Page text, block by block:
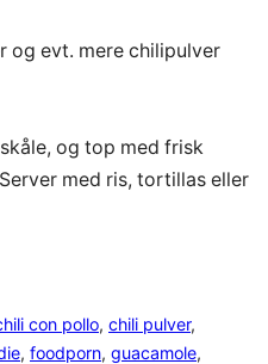
og evt. mere chilipulver
og top med frisk
med ris, tortillas eller
con pollo, chili pulver
, foodporn, guacamole